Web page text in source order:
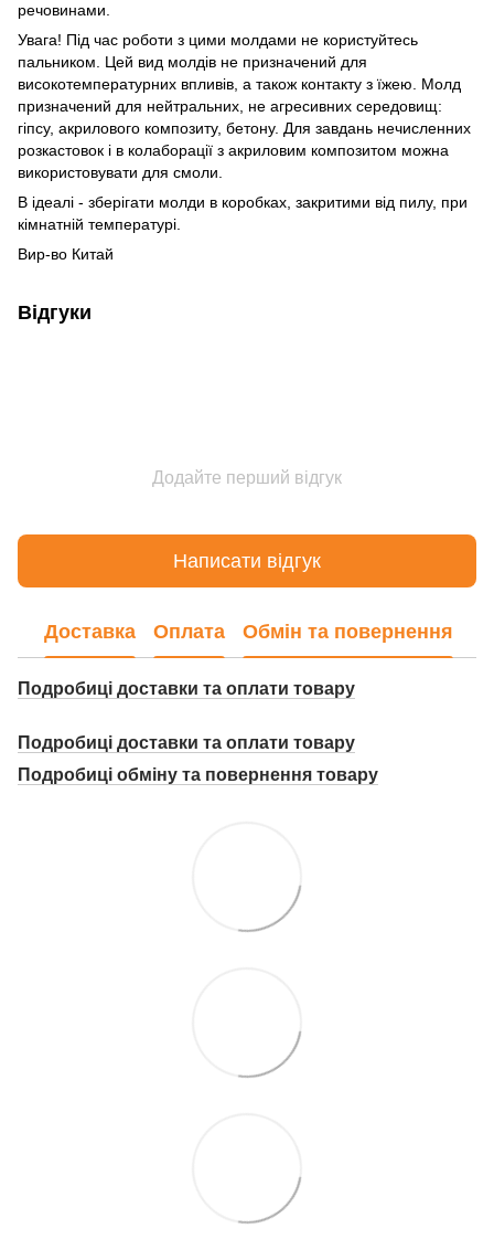
речовинами.
Увага! Під час роботи з цими молдами не користуйтесь
пальником. Цей вид молдів не призначений для
високотемпературних впливів, а також контакту з їжею. Молд
призначений для нейтральних, не агресивних середовищ:
гіпсу, акрилового композиту, бетону. Для завдань нечисленних
розкастовок і в колаборації з акриловим композитом можна
використовувати для смоли.
В ідеалі - зберігати молди в коробках, закритими від пилу, при
кімнатній температурі.
Вир-во Китай
Відгуки
Додайте перший відгук
Написати відгук
Доставка Оплата Обмін та повернення
Подробиці доставки та оплати товару
Подробиці доставки та оплати товару
Подробиці обміну та повернення товару